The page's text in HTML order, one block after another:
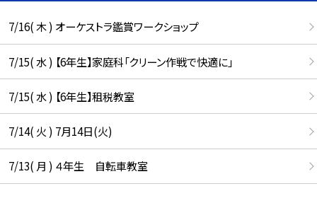
7/16( 木 ) オーケストラ鑑賞ワークショップ
7/15( 水 ) 【6年生】家庭科「クリーン作戦で快適に」
7/15( 水 ) 【6年生】租税教室
7/14( 火 ) 7月14日(火)
7/13( 月 ) ４年生 自転車教室